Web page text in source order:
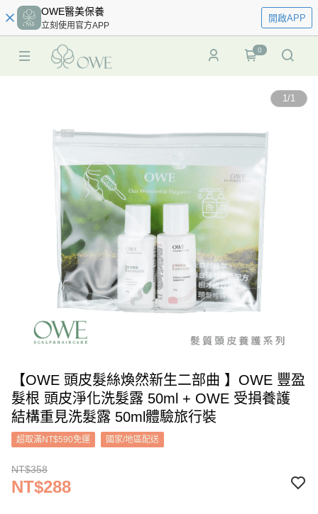
OWE醫美保養
立刻使用官方APP
開啟APP
0
1/1
【OWE 頭皮髮絲煥然新生二部曲 】OWE 豐盈
髮根 頭皮淨化洗髮露 50ml + OWE 受損養護
結構重見洗髮露 50ml體驗旅行裝
超取滿NT$590免運 國家/地區配送
NT$358
NT$288